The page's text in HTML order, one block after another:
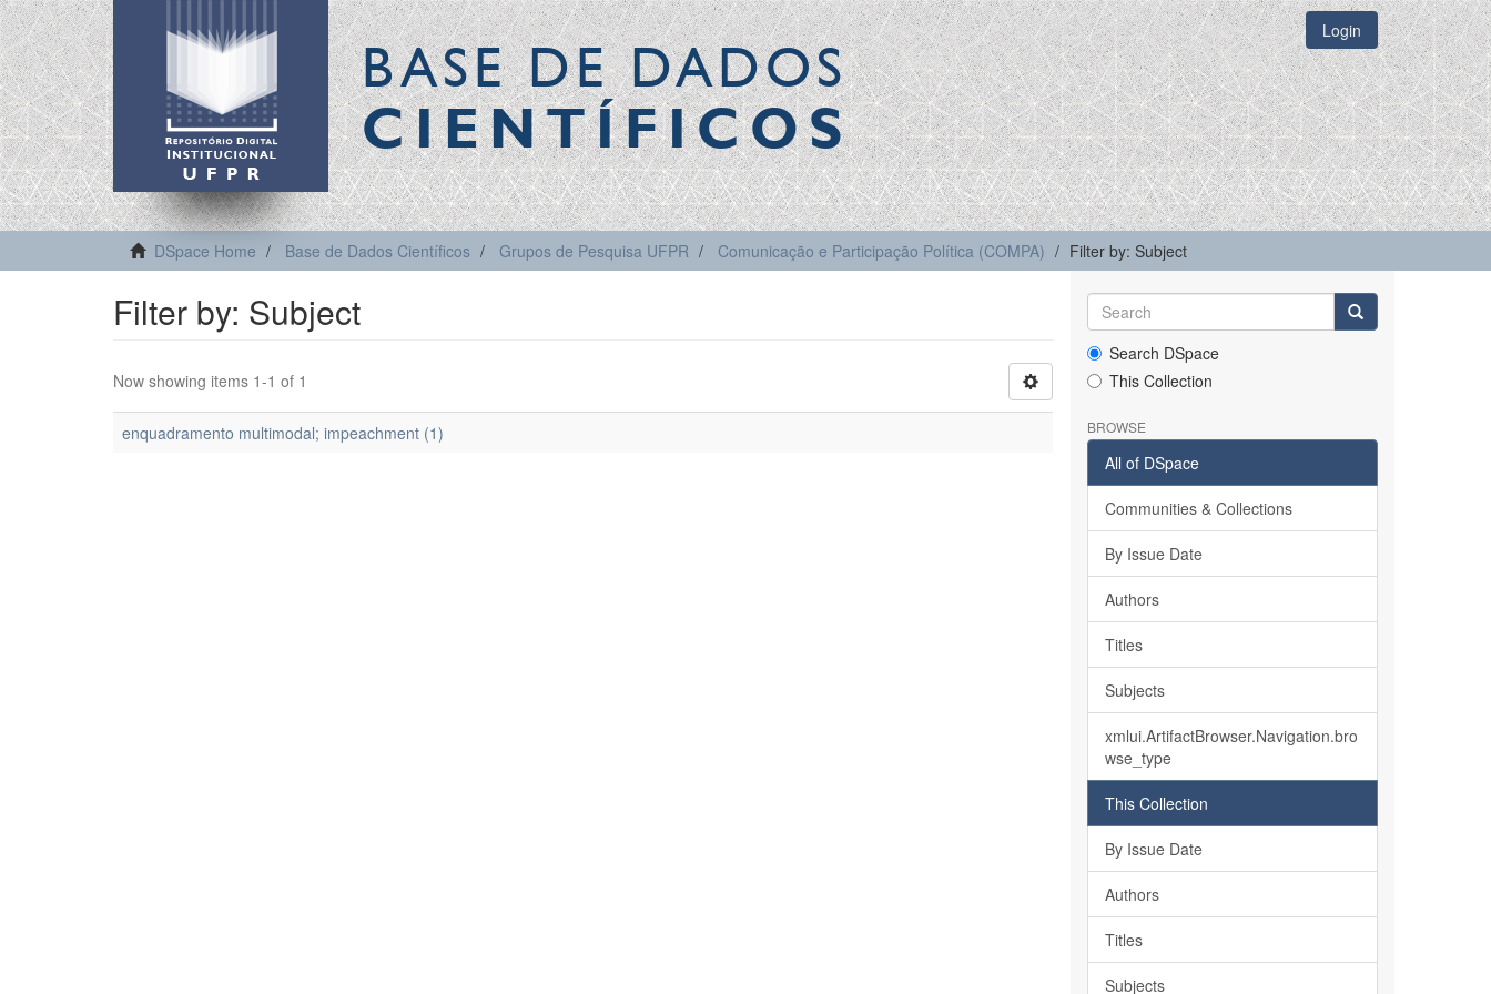
BASE DE DADOS
CIENTÍFICOS
Login
DSpace Home Base de Dados Científicos Grupos de Pesquisa UFPR Comunicação e Participação Política (COMPA) Filter by: Subject
Filter by: Subject
Now showing items 1-1 of 1
enquadramento multimodal; impeachment (1)
Search DSpace
This Collection
BROWSE
All of DSpace
Communities & Collections
By Issue Date
Authors
Titles
Subjects
xmlui.ArtifactBrowser.Navigation.bro
wse_type
This Collection
By Issue Date
Authors
Titles
Subjects